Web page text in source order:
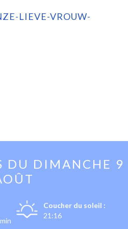
LIEVE-VROUW-
DU DIMANCHE 9
Coucher du soleil :
21:16